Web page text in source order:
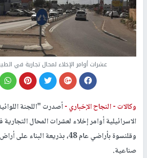
عشرات أوامر الإخلاء لمحال تجارية في
وكالات -النجاح الإخباري -أصدرت "اللجنة
الاسرائيلية أوامر إخلاء لعشرات المحال
وقلنسوة بأراضي عام 48، بذريعة
صناعية.